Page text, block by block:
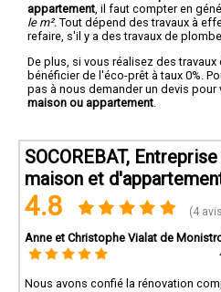
appartement , il faut compter en
le m². Tout dépend des travaux à
refaire, s'il y a des travaux de
De plus, si vous réalisez des
bénéficier de l'éco-prêt à taux 0%.
pas à nous demander un devis pour
maison ou appartement
SOCOREBAT,
maison et
4.8 (4
Anne et Christophe Vialat de
Nous avons confié la rénovation